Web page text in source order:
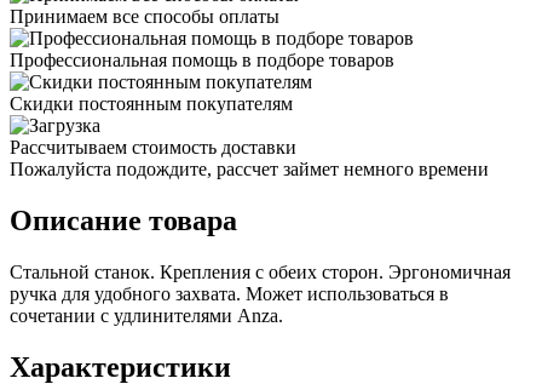
Принимаем все способы оплаты
Профессиональная помощь в подборе товаров
Скидки постоянным покупателям
Рассчитываем стоимость доставки
Пожалуйста подождите, рассчет займет немного времени
Описание товара
Стальной станок. Крепления с обеих сторон. Эргономичная
ручка для удобного захвата. Может использоваться в
сочетании с удлинителями Anza.
Характеристики